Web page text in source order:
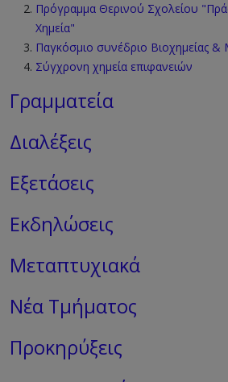
Πρόγραμμα Θερινού Σχολείου
Χημεία"
Παγκόσμιο συνέδριο Βιοχημείας &
Σύγχρονη χημεία επιφανειών
Γραμματεία
Διαλέξεις
Εξετάσεις
Εκδηλώσεις
Μεταπτυχιακά
Νέα Τμήματος
Προκηρύξεις